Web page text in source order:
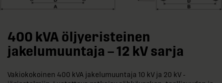
400 kVA öljyeristeinen
jakelumuuntaja – 12 kV sarja
Vakiokokoinen 400 kVA jakelumuuntaja 10 kV ja 20 kV -